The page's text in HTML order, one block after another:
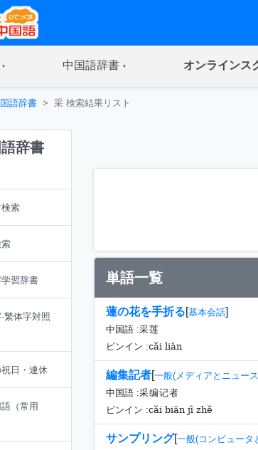
中国語辞書(current) オンラインス
語辞書 采 検索結果リスト
辞書
索
習辞書
繁体字対照
日・連休
（常用
単語一覧
蓮の花を手折る[基本会話]
中国語 :采莲
ピンイン :cǎi lián
編集記者[一般(メディアとニュー
中国語 :采编记者
ピンイン :cǎi biān jì zhě
サンプリング[一般(コンピュータ